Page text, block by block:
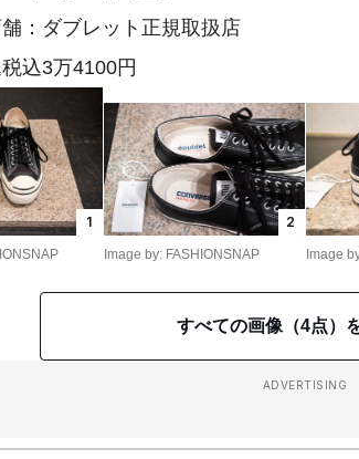
：ダブレット正規取扱店
込3万4100円
1 2
Image by: FASHIONSNAP Image
すべての画像（4点）
ADVERTISING